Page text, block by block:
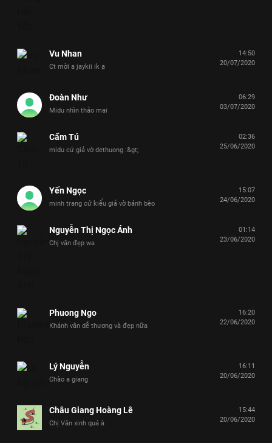
Vu Nhan
Ct mời a jaykii ik ạ
14:50
20/07/2020
Đoàn Như
Midu nhìn thảo mai
06:29
03/07/2020
Cẩm Tú
midu cứ giả vờ dethuong :&gt;
02:36
25/06/2020
Yến Ngọc
minh trang cứ kiểu giả vờ bánh bèo
15:07
24/06/2020
Nguyễn Thị Ngọc Ánh
Chj vân đẹp wa
01:14
23/06/2020
Phuong Ngo
Khánh vân dễ thương và đẹp nữa
16:20
22/06/2020
Lý Nguyễn
Chào a giang
16:11
20/06/2020
Châu Giang Hoàng Lê
Chị Vân xinh quá à
15:44
20/06/2020